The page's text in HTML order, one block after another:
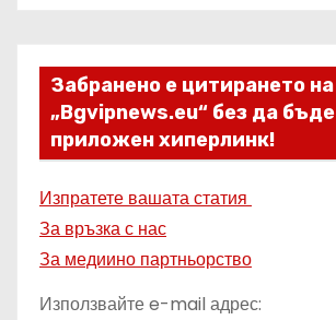
Забранено е цитирането на
„Bgvipnews.eu“ без да бъде
приложен хиперлинк!
Изпратете вашата статия
За връзка с нас
За медиино партньорство
Използвайте e-mail адрес: